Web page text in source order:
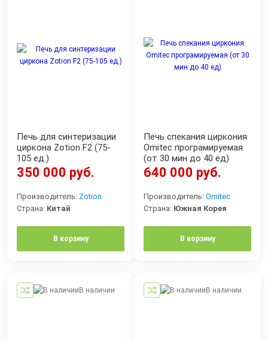
Печь для синтеризации
циркона Zotion F2 (75-
105 ед.)
350 000 руб.
Производитель: Zotion
Страна: Китай
В корзину
Печь спекания циркония
Omitec програмируемая
(от 30 мин до 40 ед)
640 000 руб.
Производитель: Omitec
Страна: Южная Корея
В корзину
В наличии В наличии